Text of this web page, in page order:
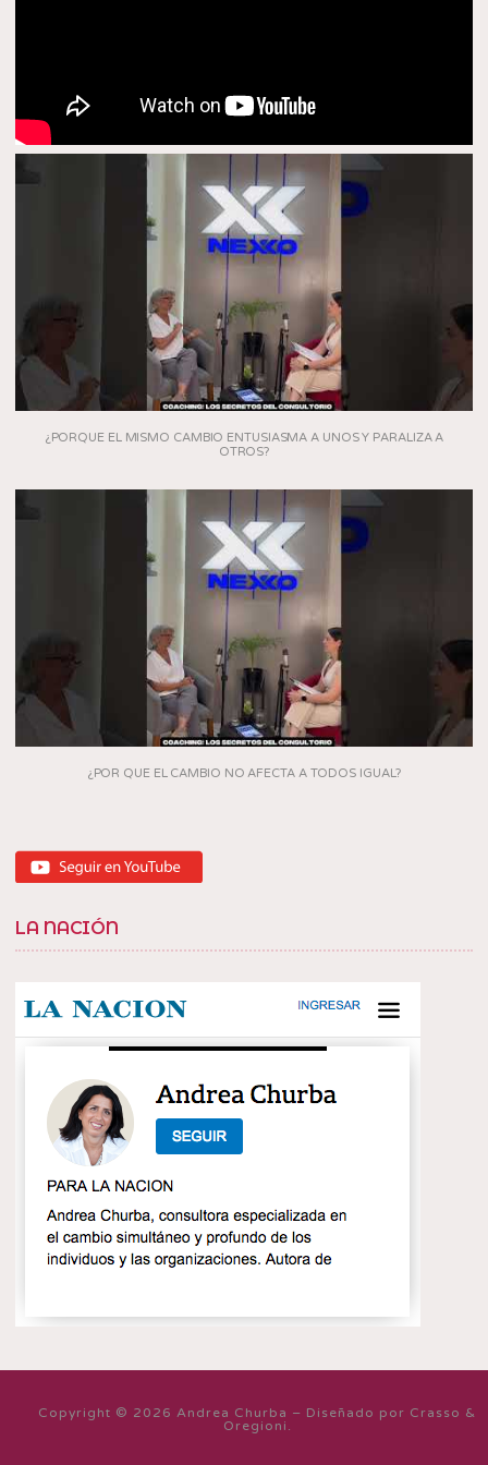
¿PORQUE EL MISMO CAMBIO ENTUSIASMA A UNOS Y PARALIZA A
OTROS?
¿POR QUE EL CAMBIO NO AFECTA A TODOS IGUAL?
LA NACIÓN
Copyright © 2026 Andrea Churba – Diseñado por Crasso &
Oregioni.